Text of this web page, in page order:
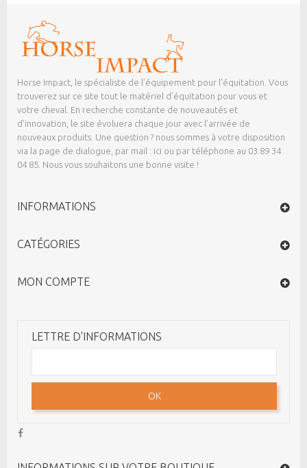
Horse Impact, le spécialiste de l’équipement pour l’équitation. Vous
trouverez sur ce site tout le matériel d’équitation pour vous et
votre cheval. En recherche constante de nouveautés et
d’innovation, le site évoluera chaque jour avec l’arrivée de
nouveaux produits. Une question ? nous sommes à votre disposition
via la page de dialogue, par mail : ici ou par téléphone au 03 89 34
04 85. Nous vous souhaitons une bonne visite !
INFORMATIONS
CATÉGORIES
MON COMPTE
LETTRE D'INFORMATIONS
OK